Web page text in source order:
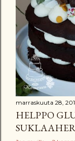
marraskuuta 28,
HELPPO